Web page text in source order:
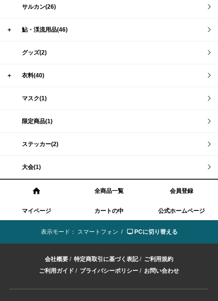
サルカン(26)
＋ 鮎・渓流用品(46)
グッズ(2)
＋ 衣料(40)
マスク(1)
限定商品(1)
ステッカー(2)
大会(1)
全商品一覧 会員登録
マイページ カートの中 公式ホームページ
表示モード： スマートフォン / PCに切り替える
会社概要 / 特定商取引に基づく表記/ ご利用規約
ご利用ガイド / プライバシーポリシー / お問い合わせ